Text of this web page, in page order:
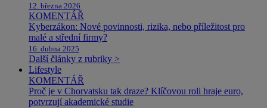
12. března 2026
KOMENTÁŘ
Kyberzákon: Nové povinnosti, rizika, nebo příležitost pro
malé a střední firmy?
16. dubna 2025
Další články z rubriky >
Lifestyle
KOMENTÁŘ
Proč je v Chorvatsku tak draze? Klíčovou roli hraje euro,
potvrzují akademické studie